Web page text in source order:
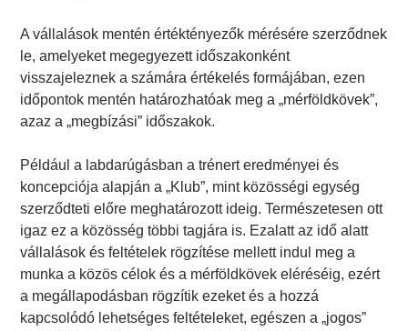
A vállalások mentén értéktényezők mérésére szerződnek
le, amelyeket megegyezett időszakonként
visszajeleznek a számára értékelés formájában, ezen
időpontok mentén határozhatóak meg a „mérföldkövek”,
azaz a „megbízási” időszakok.
Például a labdarúgásban a trénert eredményei és
koncepciója alapján a „Klub”, mint közösségi egység
szerződteti előre meghatározott ideig. Természetesen ott
igaz ez a közösség többi tagjára is. Ezalatt az idő alatt
vállalások és feltételek rögzítése mellett indul meg a
munka a közös célok és a mérföldkövek eléréséig, ezért
a megállapodásban rögzítik ezeket és a hozzá
kapcsolódó lehetséges feltételeket, egészen a „jogos”